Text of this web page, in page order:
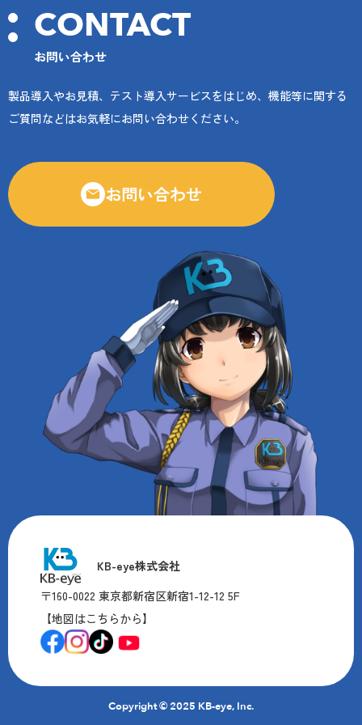
CONTACT
お問い合わせ
製品導入やお見積、テスト導入サービスをはじめ、機能等に関する
ご質問などはお気軽にお問い合わせください。
お問い合わせ
KB-eye株式会社
〒160-0022 東京都新宿区新宿1-12-12 5F
【地図はこちらから】
Copyright © 2025 KB-eye, Inc.